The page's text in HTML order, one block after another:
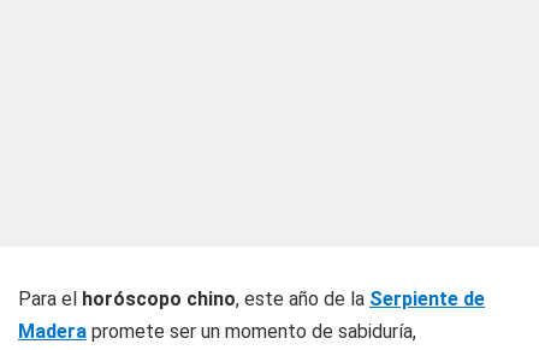
Para el horóscopo chino, este año de la Serpiente de
Madera promete ser un momento de sabiduría,